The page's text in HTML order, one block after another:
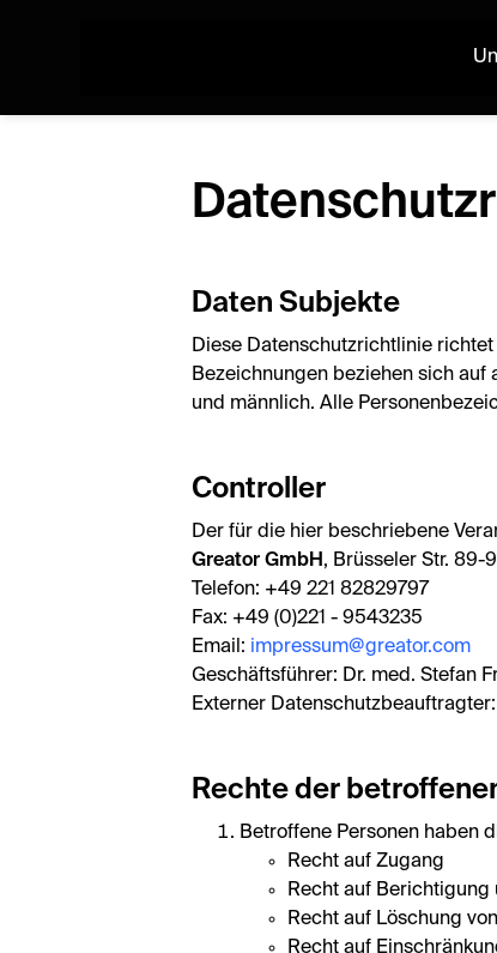
Daten Subjekte
Diese Datenschutzrichtlinie
Bezeichnungen beziehen sich
und männlich. Alle
Controller
Der für die hier beschriebene
Greator GmbH , Brüsseler Str. 89-
Telefon: +49 221 82829797
Fax: +49 (0)221 - 9543235
Email: impressum@greator.com
Geschäftsführer: Dr. med. Stefan
Externer
Rechte der
Betroffene Personen haben
Recht auf Zugang
Recht auf
Recht auf Löschung
Recht auf